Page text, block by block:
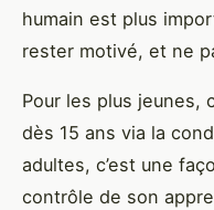
humain est plus
rester motivé, et ne
Pour les plus jeunes,
dès 15 ans via la
adultes, c’est une
contrôle de son